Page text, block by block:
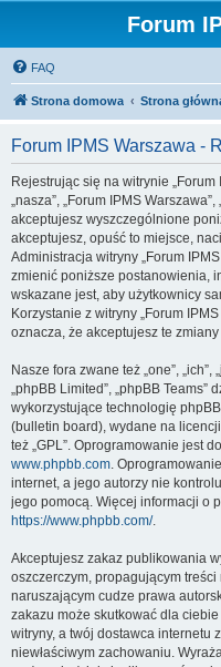
Forum
FAQ
Strona domowa Strona
Forum IPMS Warszawa -
Rejestrując się na witrynie „Forum
„nasza”, „Forum IPMS
akceptujesz wyszczególnione
akceptujesz, opuść to miejsce,
Administracja witryny „Forum
zmienić poniższe postanowienia,
wskazane jest, aby użytkownicy
Korzystanie z witryny „Forum
oznacza, że akceptujesz te
Nasze fora zwane też „one”, „ich”,
„phpBB Limited”, „phpBB
wykorzystujące technologię
(bulletin board), wydane na licencji
też „GPL”. Oprogramowanie jest
www.phpbb.com.
internet, a jego autorzy nie
jego pomocą. Więcej informacji o
https://www.phpbb.com/.
Akceptujesz zakaz publikowania
oszczerczym, propagującym
naruszającym cudze prawa
zakazu może skutkować dla
witryny, a twój dostawca internetu
niewłaściwym zachowaniu.